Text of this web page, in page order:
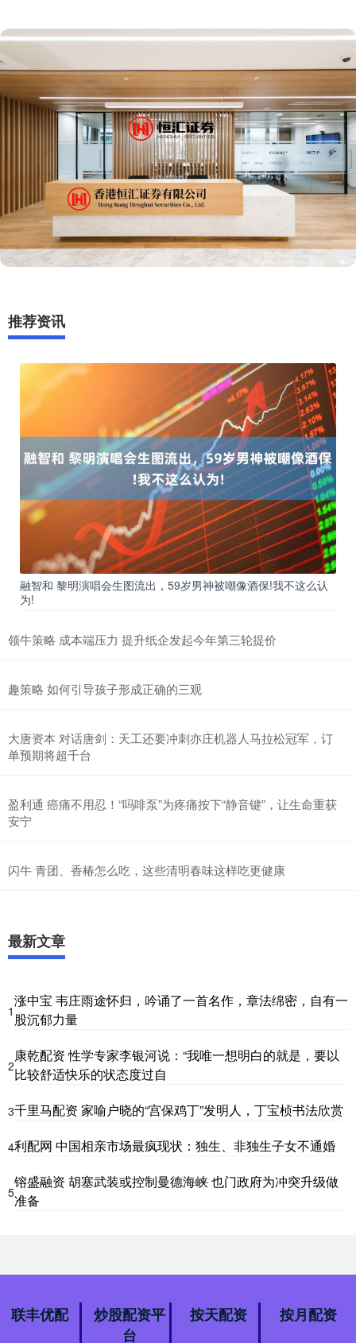
推荐资讯
融智和 黎明演唱会生图流出，59岁男神被嘲像酒保!我不这么认
为!
领牛策略 成本端压力 提升纸企发起今年第三轮提价
趣策略 如何引导孩子形成正确的三观
大唐资本 对话唐剑：天工还要冲刺亦庄机器人马拉松冠军，订
单预期将超千台
盈利通 癌痛不用忍！“吗啡泵”为疼痛按下“静音键”，让生命重获
安宁
闪牛 青团、香椿怎么吃，这些清明春味这样吃更健康
最新文章
1
涨中宝 韦庄雨途怀归，吟诵了一首名作，章法绵密，自有一
股沉郁力量
2
康乾配资 性学专家李银河说：“我唯一想明白的就是，要以
比较舒适快乐的状态度过自
3千里马配资 家喻户晓的“宫保鸡丁”发明人，丁宝桢书法欣赏
4利配网 中国相亲市场最疯现状：独生、非独生子女不通婚
5
镕盛融资 胡塞武装或控制曼德海峡 也门政府为冲突升级做
准备
联丰优配
炒股配资平
台
按天配资 按月配资